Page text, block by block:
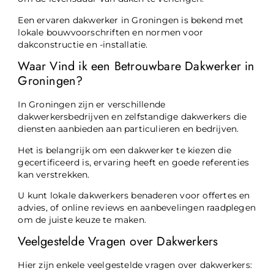
Een ervaren dakwerker in Groningen is bekend met
lokale bouwvoorschriften en normen voor
dakconstructie en -installatie.
Waar Vind ik een Betrouwbare Dakwerker in
Groningen?
In Groningen zijn er verschillende
dakwerkersbedrijven en zelfstandige dakwerkers die
diensten aanbieden aan particulieren en bedrijven.
Het is belangrijk om een dakwerker te kiezen die
gecertificeerd is, ervaring heeft en goede referenties
kan verstrekken.
U kunt lokale dakwerkers benaderen voor offertes en
advies, of online reviews en aanbevelingen raadplegen
om de juiste keuze te maken.
Veelgestelde Vragen over Dakwerkers
Hier zijn enkele veelgestelde vragen over dakwerkers: